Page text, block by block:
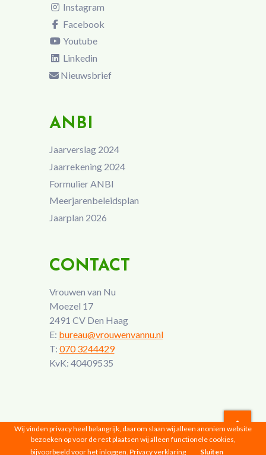
Instagram
Facebook
Youtube
Linkedin
Nieuwsbrief
ANBI
Jaarverslag 2024
Jaarrekening 2024
Formulier ANBI
Meerjarenbeleidsplan
Jaarplan 2026
CONTACT
Vrouwen van Nu
Moezel 17
2491 CV Den Haag
E: bureau@vrouwenvannu.nl
T: 070 3244429
KvK: 40409535
Vrouwen van Nu © 2026 |Privacyverklaring
Wij vinden privacy heel belangrijk, daarom slaan wij alleen anoniem website
bezoeken op voor de rest plaatsen wij alleen functionele cookies,
bijvoorbeeld voor het inloggen. Privacy verklaring Sluiten